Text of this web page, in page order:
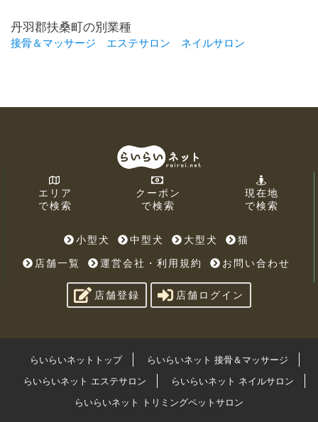
丹羽郡扶桑町の別業種
接骨＆マッサージ エステサロン ネイルサロン
エリア
で検索
クーポン
で検索
現在地
で検索
小型犬 中型犬 大型犬
猫
店舗一覧
運営会社・利用規約 お問い合わせ
店舗登録 店舗ログイン
らいらいネットトップ
らいらいネット 接骨＆マッサージ
らいらいネット エステサロン
らいらいネット ネイルサロン
らいらいネット トリミングペットサロン